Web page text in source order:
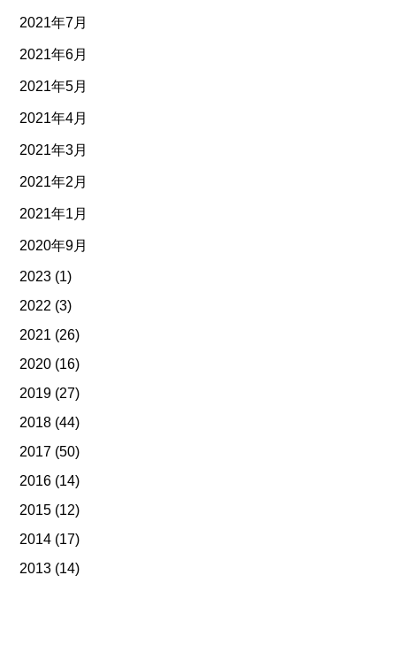
2021年7月
2021年6月
2021年5月
2021年4月
2021年3月
2021年2月
2021年1月
2020年9月
2023 (1)
2022 (3)
2021 (26)
2020 (16)
2019 (27)
2018 (44)
2017 (50)
2016 (14)
2015 (12)
2014 (17)
2013 (14)